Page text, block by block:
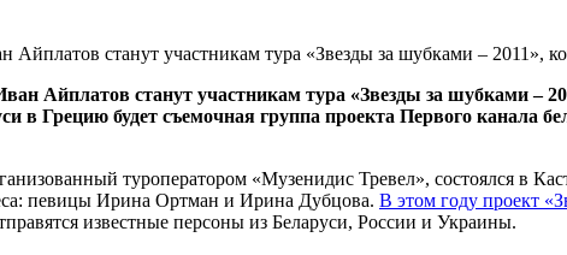
станут участникам тура «Звезды за шубками – 2011»,
Айплатов станут участникам тура «Звезды за шубками –
в Грецию будет съемочная группа проекта Первого канала
туроператором «Музенидис Тревел», состоялся в
певицы Ирина Ортман и Ирина Дубцова. В этом году проект
известные персоны из Беларуси, России и Украины.